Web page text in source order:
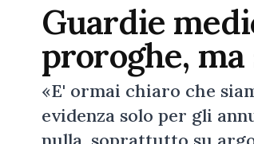
Guardie
proroghe, ma
«E' ormai chiaro che
evidenza solo per gli